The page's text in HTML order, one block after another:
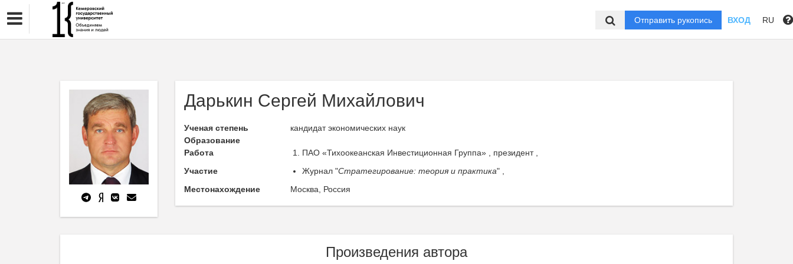
Отправить рукопись ВХОД RU
Дарькин Сергей Михайлович
Ученая степень
кандидат экономических наук
Образование
Работа
ПАО «Тихоокеанская Инвестиционная Группа» , президент ,
Участие
Журнал "Cтратегирование: теория и практика" ,
Местонахождение
Москва, Россия
Произведения автора